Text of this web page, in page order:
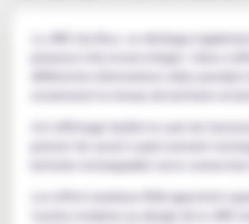
La JNR Lila Kiss+ se distingue
différentes informations utiles pendant
Cet affichage facilite le suivi de
permet de savoir à quel moment
batterie rechargeable via le connecteur
Les effets lumineux RGB apportent
touche moderne au design de la JNR